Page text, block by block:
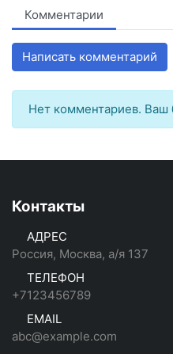
Комментарии
Написать комментарий
Нет комментариев. Ваш
Контакты
АДРЕС
Россия, Москва, а/я 137
ТЕЛЕФОН
+7123456789
EMAIL
abc@example.com